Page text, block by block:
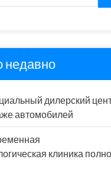
дилерский
автомобилей
клиника